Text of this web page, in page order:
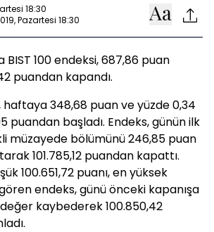
18:30
Pazartesi 18:30
100 endeksi, 687,86 puan
puandan kapandı.
haftaya 348,68 puan ve yüzde 0,34
puandan başladı. Endeks, günün ilk
müzayede bölümünü 246,85 puan
101.785,12 puandan kapattı.
100.651,72 puanı, en yüksek
gören endeks, günü önceki kapanışa
kaybederek 100.850,42